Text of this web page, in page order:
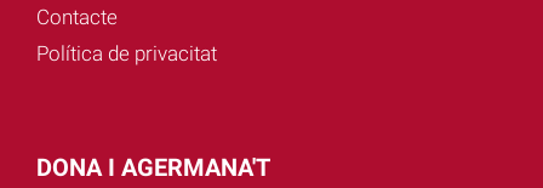
Contacte
Política de privacitat
DONA I AGERMANA'T